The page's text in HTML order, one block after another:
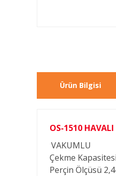
Ürün Bilgisi
OS-1510 HAVALI
VAKUMLU
Çekme Kapasitesi
Perçin Ölçüsü